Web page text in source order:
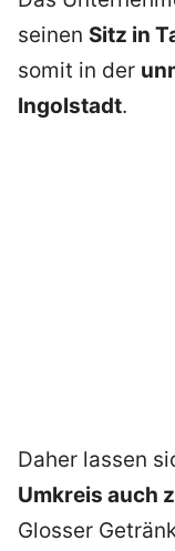
seinen Sitz in
somit in der
Ingolstadt.
Daher lassen
Umkreis auch
Glosser